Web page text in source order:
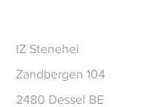
IZ Stenehei
Zandbergen 104
2480 Dessel BE